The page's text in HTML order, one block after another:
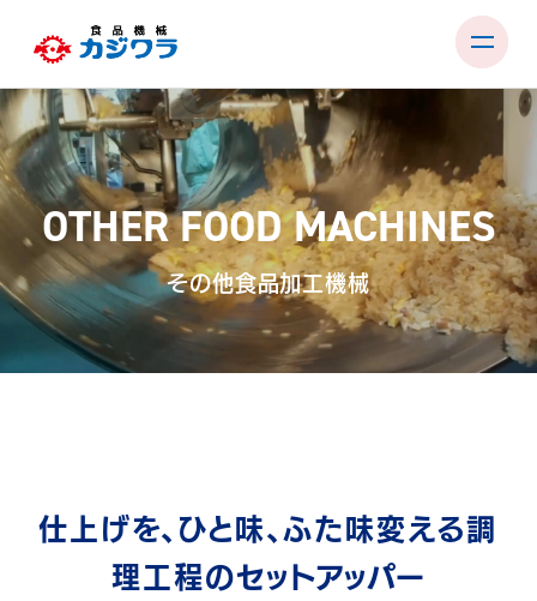
Skip
to
content
PRODUCTS
TEST ROOM
EXHIBITIONS & SEMINARS
FACTORY & SUPPORT
COMPANY
OTHER FOOD MACHINES
その他食品加工機械
仕上げを、ひと味、ふた味変える調
理工程のセットアッパー